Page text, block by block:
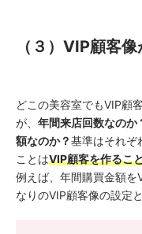
（３）VIP顧客
どこの美容室でもVIP顧
が、 年間来店回数なのか
額なのか？基準はそれぞ
ことはVIP顧客を作るこ
例えば、年間購買金額
なりのVIP顧客像の設定